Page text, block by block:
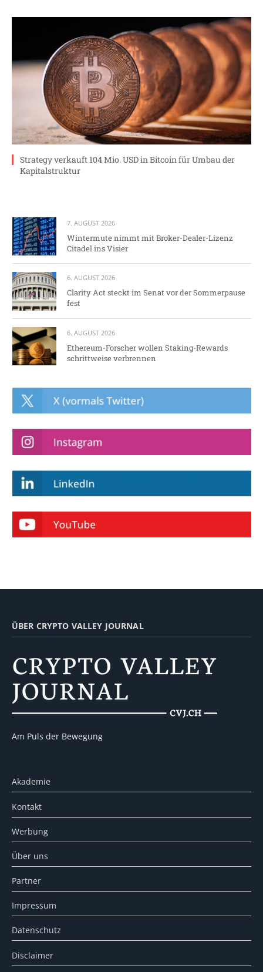
Strategy verkauft 104 Mio. USD in Bitcoin für Umbau der
Kapitalstruktur
7. AUGUST 2026
Wintermute nimmt mit Broker-Dealer-Lizenz
Citadel ins Visier
6. AUGUST 2026
Clarity Act steckt im Senat vor der Sommerpause
fest
6. AUGUST 2026
Ethereum-Forscher wollen Staking-Rewards
schrittweise verbrennen
ÜBER CRYPTO VALLEY JOURNAL
Am Puls der Bewegung
Akademie
Kontakt
Werbung
Über uns
Partner
Impressum
Datenschutz
Disclaimer